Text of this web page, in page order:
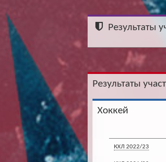
Результаты
Результаты
Хоккей
КХЛ 2022/23